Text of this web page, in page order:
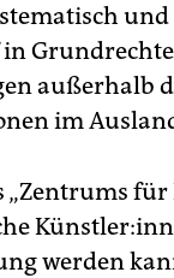
außerhalb
im
„Zentrums
werden